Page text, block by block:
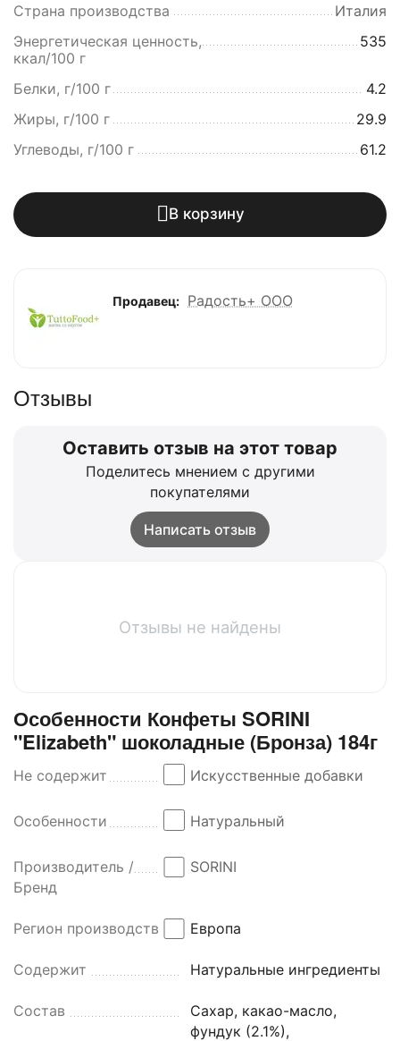
Страна производства
Италия
Энергетическая ценность,
ккал/100 г
535
Белки, г/100 г
4.2
Жиры, г/100 г
29.9
Углеводы, г/100 г
61.2
В корзину
Продавец: Радость+ ООО
Отзывы
Оставить отзыв на этот товар
Поделитесь мнением с другими
покупателями
Написать отзыв
Отзывы не найдены
Особенности Конфеты SORINI
"Elizabeth" шоколадные (Бронза) 184г
Не содержит Искусственные добавки
Особенности Натуральный
Производитель /
Бренд
SORINI
Регион производства Европа
Содержит Натуральные ингредиенты
Состав
Сахар, какао-масло,
фундук (2.1%),